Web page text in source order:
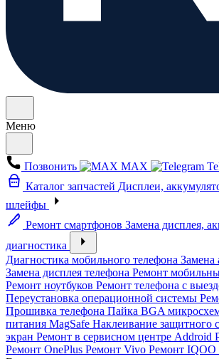
Меню
Позвонить MAX
Каталог запчастей Дисплеи,
шлейфы
Ремонт смартфонов Замена дисплея,
диагностика
Диагностика мобильного телефона Замена
Замена дисплея телефона Ремонт
Ремонт ноутбуков Ремонт телефона с
Переустановка операционной системы
Прошивка телефона Пайка BGA
питания MagSafe Наклеивание защитного
экран Ремонт в сервисном центре Addroid
Ремонт OnePlus Ремонт Vivo Ремонт IQOO